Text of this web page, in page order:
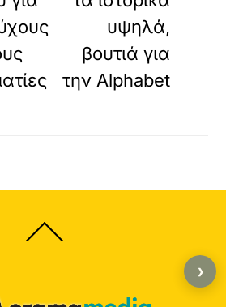
υψηλά,
βουτιά για
την Alphabet
Back
To
›